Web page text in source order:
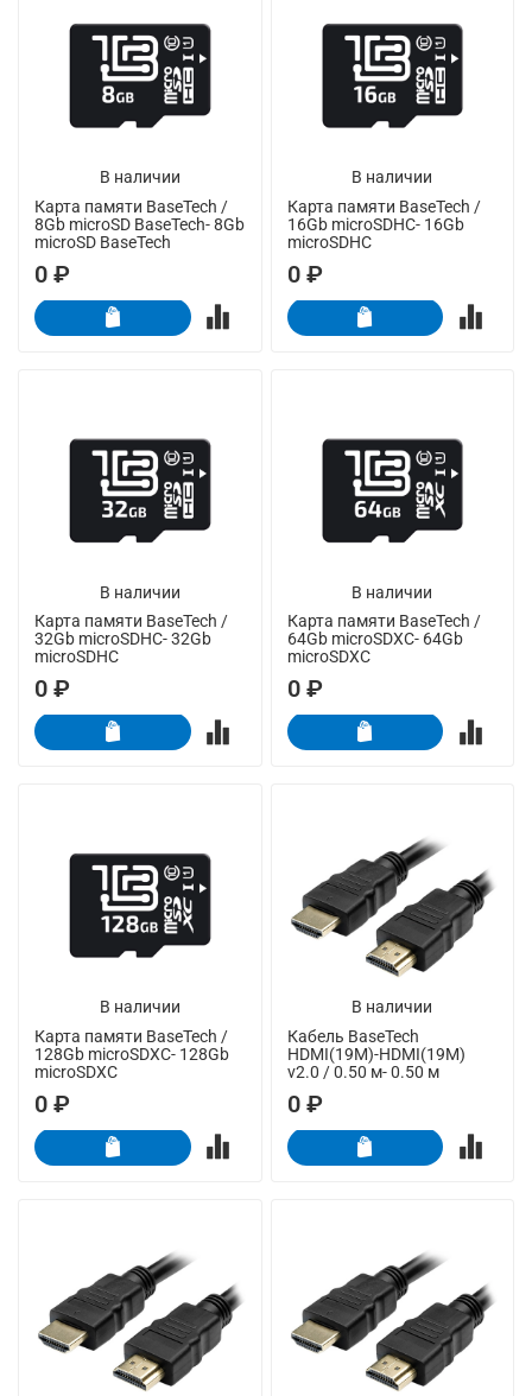
В наличии
Карта памяти BaseTech /
8Gb microSD BaseTech- 8Gb
microSD BaseTech
0 ₽
В наличии
Карта памяти BaseTech /
16Gb microSDHC- 16Gb
microSDHC
0 ₽
В наличии
Карта памяти BaseTech /
32Gb microSDHC- 32Gb
microSDHC
0 ₽
В наличии
Карта памяти BaseTech /
64Gb microSDXC- 64Gb
microSDXC
0 ₽
В наличии
Карта памяти BaseTech /
128Gb microSDXC- 128Gb
microSDXC
0 ₽
В наличии
Кабель BaseTech
HDMI(19M)-HDMI(19M)
v2.0 / 0.50 м- 0.50 м
0 ₽